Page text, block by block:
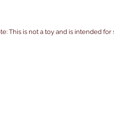
This is not a toy and is intended